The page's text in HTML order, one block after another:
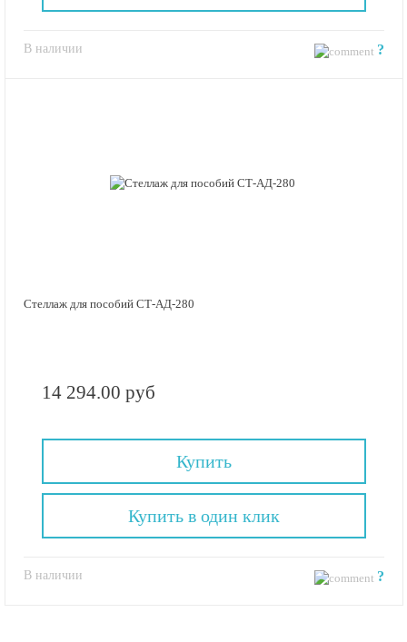
В наличии ?
Стеллаж для пособий СТ-АД-280
14 294.00 руб
Купить
В наличии ?
Купить в один клик